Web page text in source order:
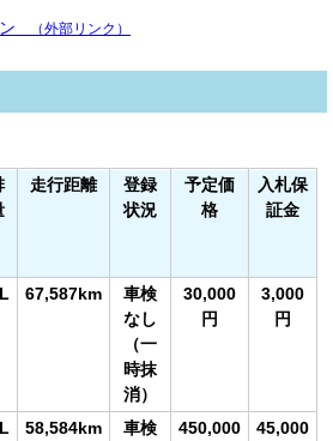
（外部リンク）
走行距離
登録
状況
予定価
格
入札保
証金
67,587km
車検
なし
（一
時抹
消）
30,000
円
3,000
円
58,584km
車検
450,000
45,000